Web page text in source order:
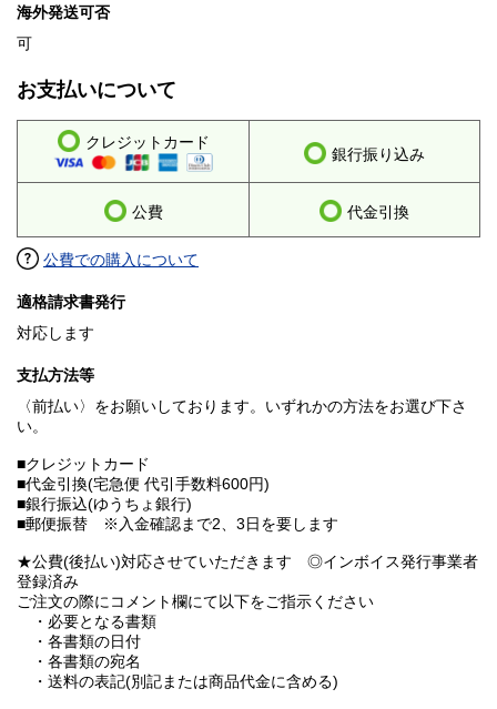
海外発送可否
可
お支払いについて
クレジットカード
銀行振り込み
公費 代金引換
公費での購入について
適格請求書発行
対応します
支払方法等
〈前払い〉をお願いしております。いずれかの方法をお選び下さ
い。
■クレジットカード
■代金引換(宅急便 代引手数料600円)
■銀行振込(ゆうちょ銀行)
■郵便振替 ※入金確認まで2、3日を要します
★公費(後払い)対応させていただきます ◎インボイス発行事業者
登録済み
ご注文の際にコメント欄にて以下をご指示ください
・必要となる書類
・各書類の日付
・各書類の宛名
・送料の表記(別記または商品代金に含める)